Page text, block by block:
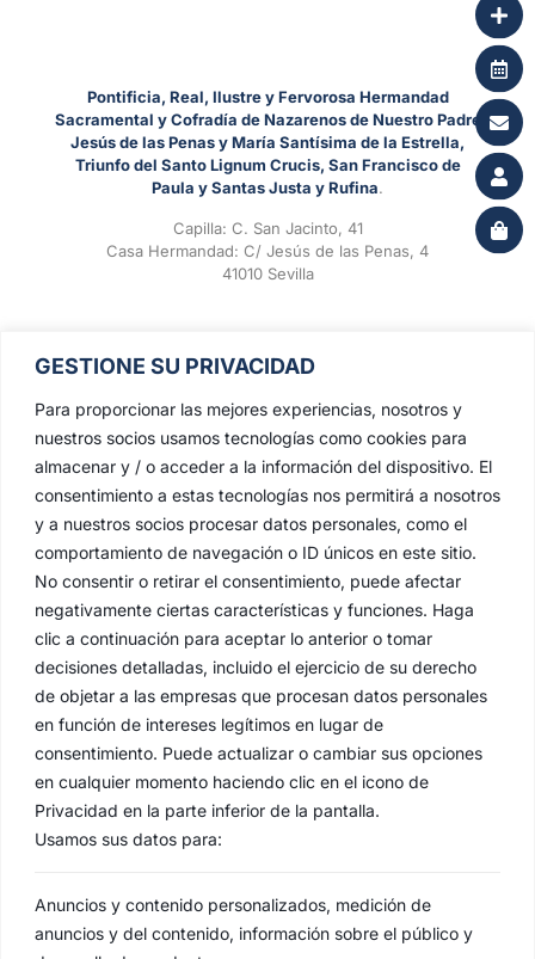
GESTIONE SU PRIVACIDAD
Para proporcionar las mejores experiencias, nosotros y
nuestros socios usamos tecnologías como cookies para
almacenar y / o acceder a la información del dispositivo. El
consentimiento a estas tecnologías nos permitirá a nosotros
y a nuestros socios procesar datos personales, como el
comportamiento de navegación o ID únicos en este sitio.
No consentir o retirar el consentimiento, puede afectar
negativamente ciertas características y funciones. Haga
clic a continuación para aceptar lo anterior o tomar
decisiones detalladas, incluido el ejercicio de su derecho
de objetar a las empresas que procesan datos personales
en función de intereses legítimos en lugar de
consentimiento. Puede actualizar o cambiar sus opciones
en cualquier momento haciendo clic en el icono de
Privacidad en la parte inferior de la pantalla.
Usamos sus datos para:
Anuncios y contenido personalizados, medición de
anuncios y del contenido, información sobre el público y
Pontificia, Real, Ilustre y Fervorosa Hermandad
Sacramental y Cofradía de Nazarenos de Nuestro Padre
Jesús de las Penas y María Santísima de la Estrella,
Triunfo del Santo Lignum Crucis, San Francisco de
Paula y Santas Justa y Rufina.
Capilla: C. San Jacinto, 41
Casa Hermandad: C/ Jesús de las Penas, 4
41010 Sevilla